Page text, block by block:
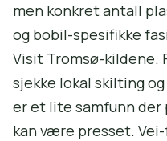
men konkret antall
og bobil-spesifikke
Visit Tromsø-kildene.
sjekke lokal skilting
er et lite samfunn der
kan være presset.